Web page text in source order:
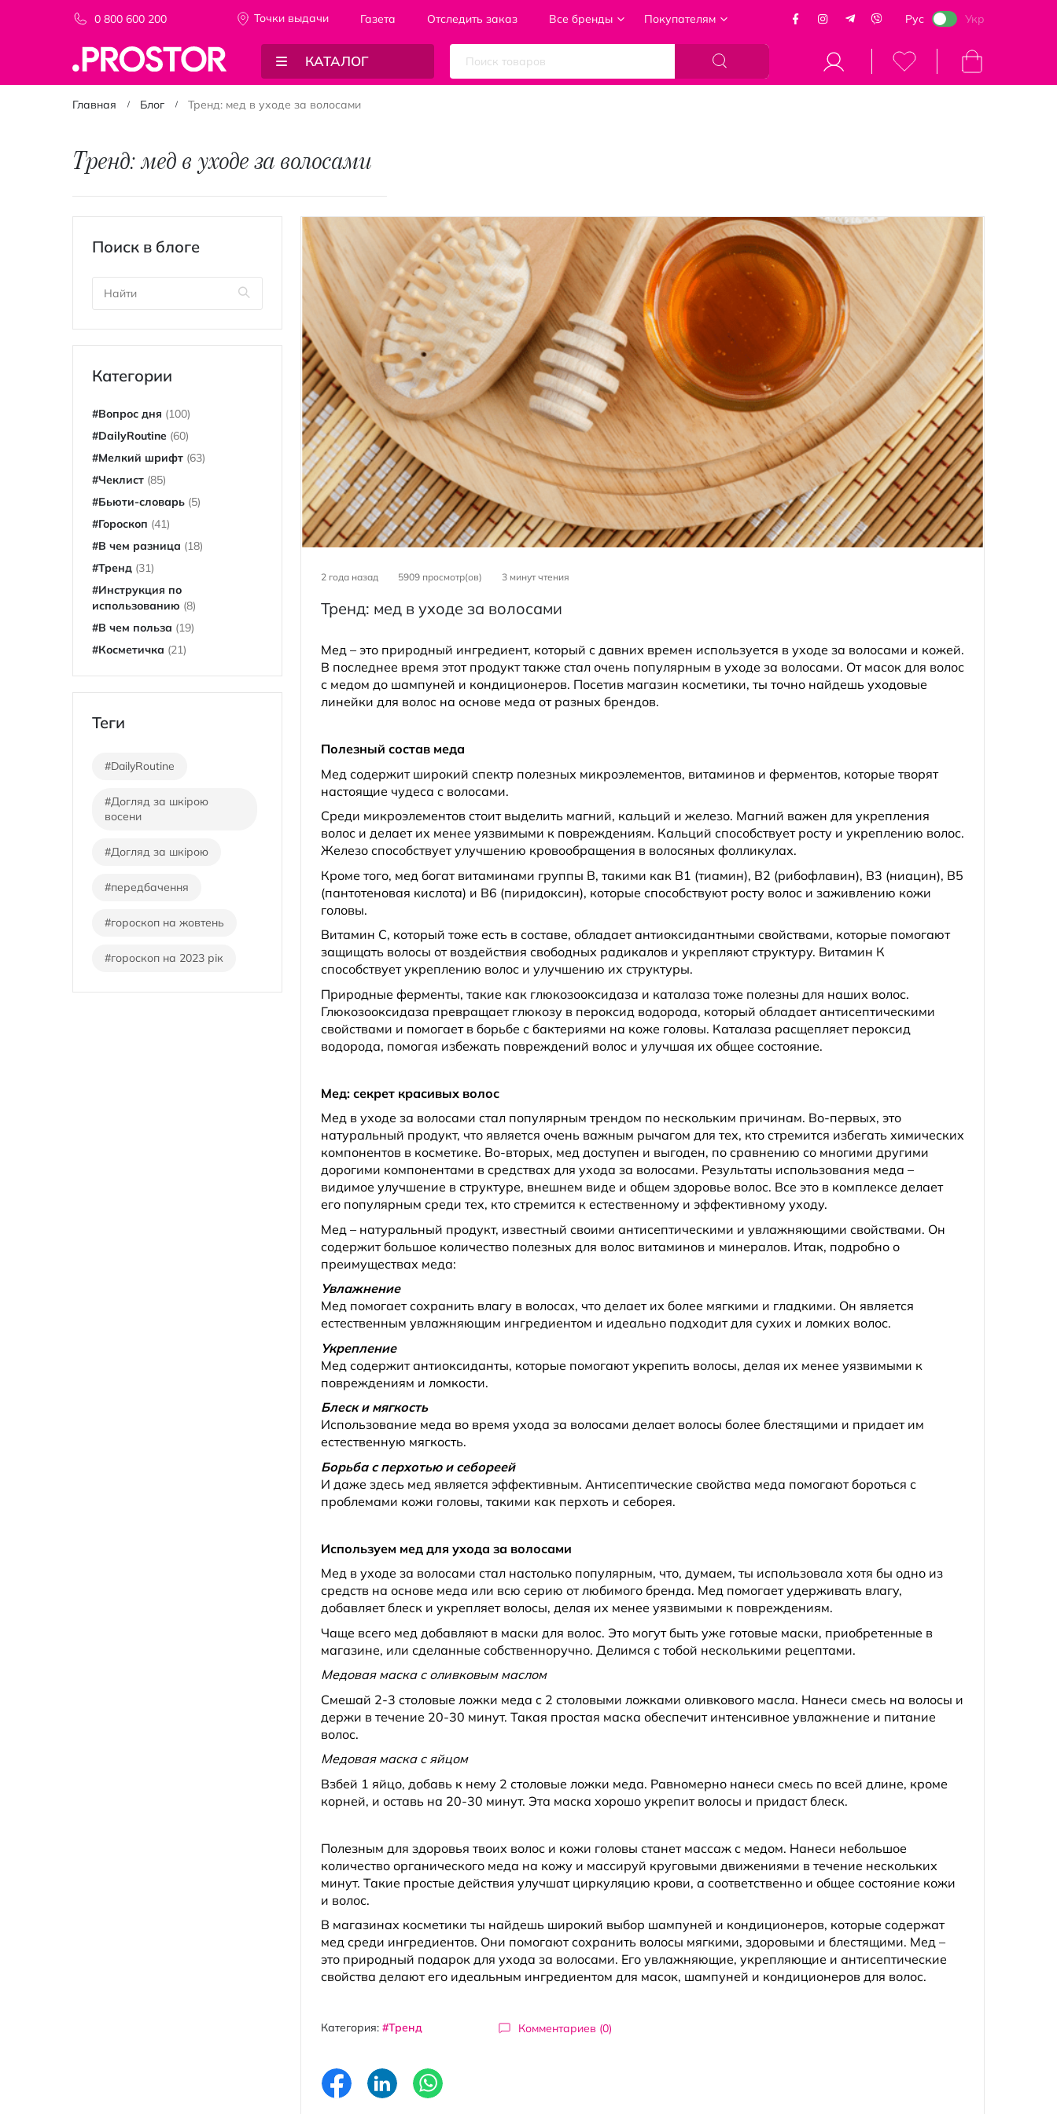
0 800 600 200 Точки выдачи Газета Отследить заказ Все бренды Покупателям Рус Укр
КАТАЛОГ Моя корзина
Главная Блог Тренд: мед в уходе за волосами
Тренд: мед в уходе за волосами
2 года назад 5909 просмотр(ов) 3 минут чтения
Тренд: мед в уходе за волосами
Мед – это природный ингредиент, который с давних времен используется в уходе за волосами и кожей.
В последнее время этот продукт также стал очень популярным в уходе за волосами. От масок для волос
с медом до шампуней и кондиционеров. Посетив магазин косметики, ты точно найдешь уходовые
линейки для волос на основе меда от разных брендов.
Полезный состав меда
Мед содержит широкий спектр полезных микроэлементов, витаминов и ферментов, которые творят
настоящие чудеса с волосами.
Среди микроэлементов стоит выделить магний, кальций и железо. Магний важен для укрепления
волос и делает их менее уязвимыми к повреждениям. Кальций способствует росту и укреплению волос.
Железо способствует улучшению кровообращения в волосяных фолликулах.
Кроме того, мед богат витаминами группы B, такими как B1 (тиамин), B2 (рибофлавин), B3 (ниацин), B5
(пантотеновая кислота) и B6 (пиридоксин), которые способствуют росту волос и заживлению кожи
головы.
Витамин C, который тоже есть в составе, обладает антиоксидантными свойствами, которые помогают
защищать волосы от воздействия свободных радикалов и укрепляют структуру. Витамин К
способствует укреплению волос и улучшению их структуры.
Природные ферменты, такие как глюкозооксидаза и каталаза тоже полезны для наших волос.
Глюкозооксидаза превращает глюкозу в пероксид водорода, который обладает антисептическими
свойствами и помогает в борьбе с бактериями на коже головы. Каталаза расщепляет пероксид
водорода, помогая избежать повреждений волос и улучшая их общее состояние.
Мед: секрет красивых волос
Мед в уходе за волосами стал популярным трендом по нескольким причинам. Во-первых, это
натуральный продукт, что является очень важным рычагом для тех, кто стремится избегать химических
компонентов в косметике. Во-вторых, мед доступен и выгоден, по сравнению со многими другими
дорогими компонентами в средствах для ухода за волосами. Результаты использования меда –
видимое улучшение в структуре, внешнем виде и общем здоровье волос. Все это в комплексе делает
его популярным среди тех, кто стремится к естественному и эффективному уходу.
Мед – натуральный продукт, известный своими антисептическими и увлажняющими свойствами. Он
содержит большое количество полезных для волос витаминов и минералов. Итак, подробно о
преимуществах меда:
Увлажнение
Мед помогает сохранить влагу в волосах, что делает их более мягкими и гладкими. Он является
естественным увлажняющим ингредиентом и идеально подходит для сухих и ломких волос.
Укрепление
Мед содержит антиоксиданты, которые помогают укрепить волосы, делая их менее уязвимыми к
повреждениям и ломкости.
Блеск и мягкость
Использование меда во время ухода за волосами делает волосы более блестящими и придает им
естественную мягкость.
Борьба с перхотью и себореей
И даже здесь мед является эффективным. Антисептические свойства меда помогают бороться с
проблемами кожи головы, такими как перхоть и себорея.
Используем мед для ухода за волосами
Мед в уходе за волосами стал настолько популярным, что, думаем, ты использовала хотя бы одно из
средств на основе меда или всю серию от любимого бренда. Мед помогает удерживать влагу,
добавляет блеск и укрепляет волосы, делая их менее уязвимыми к повреждениям.
Чаще всего мед добавляют в маски для волос. Это могут быть уже готовые маски, приобретенные в
магазине, или сделанные собственноручно. Делимся с тобой несколькими рецептами.
Медовая маска с оливковым маслом
Смешай 2-3 столовые ложки меда с 2 столовыми ложками оливкового масла. Нанеси смесь на волосы и
держи в течение 20-30 минут. Такая простая маска обеспечит интенсивное увлажнение и питание
волос.
Медовая маска с яйцом
Взбей 1 яйцо, добавь к нему 2 столовые ложки меда. Равномерно нанеси смесь по всей длине, кроме
корней, и оставь на 20-30 минут. Эта маска хорошо укрепит волосы и придаст блеск.
Полезным для здоровья твоих волос и кожи головы станет массаж с медом. Нанеси небольшое
количество органического меда на кожу и массируй круговыми движениями в течение нескольких
минут. Такие простые действия улучшат циркуляцию крови, а соответственно и общее состояние кожи
и волос.
В магазинах косметики ты найдешь широкий выбор шампуней и кондиционеров, которые содержат
мед среди ингредиентов. Они помогают сохранить волосы мягкими, здоровыми и блестящими. Мед –
это природный подарок для ухода за волосами. Его увлажняющие, укрепляющие и антисептические
свойства делают его идеальным ингредиентом для масок, шампуней и кондиционеров для волос.
Категория: #Тренд Комментариев (0)
Поиск в блоге
Категории
#Вопрос дня (100)
#DailyRoutine (60)
#Мелкий шрифт (63)
#Чеклист (85)
#Бьюти-словарь (5)
#Гороскоп (41)
#В чем разница (18)
#Тренд (31)
#Инструкция по
использованию (8)
#В чем польза (19)
#Косметичка (21)
Теги
#DailyRoutine
#Догляд за шкірою
восени
#Догляд за шкірою
#передбачення
#гороскоп на жовтень
#гороскоп на 2023 рік